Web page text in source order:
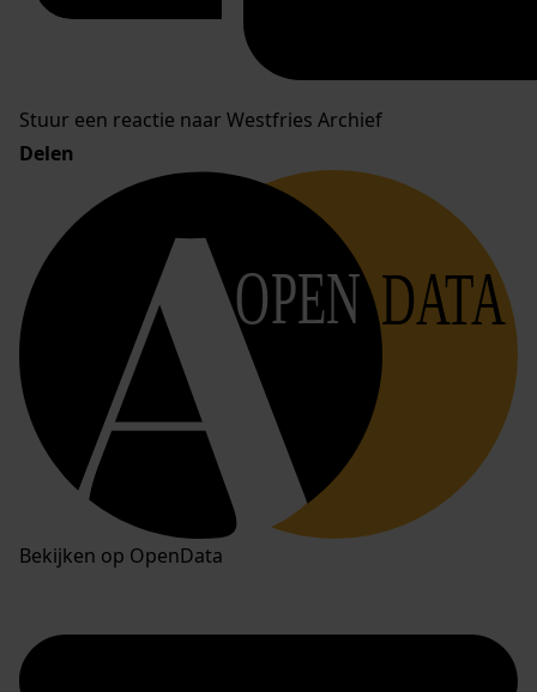
Stuur een reactie naar Westfries Archief
Delen
OPEN DATA
Bekijken op OpenData